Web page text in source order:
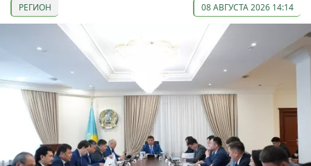
РЕГИОН 08 АВГУСТА 2026 14:14